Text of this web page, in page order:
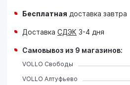
Бесплатная доставка завтра
Доставка СДЭК 3-4 дня
Самовывоз из 9 магазинов:
VOLLO Свободы
VOLLO Алтуфьево